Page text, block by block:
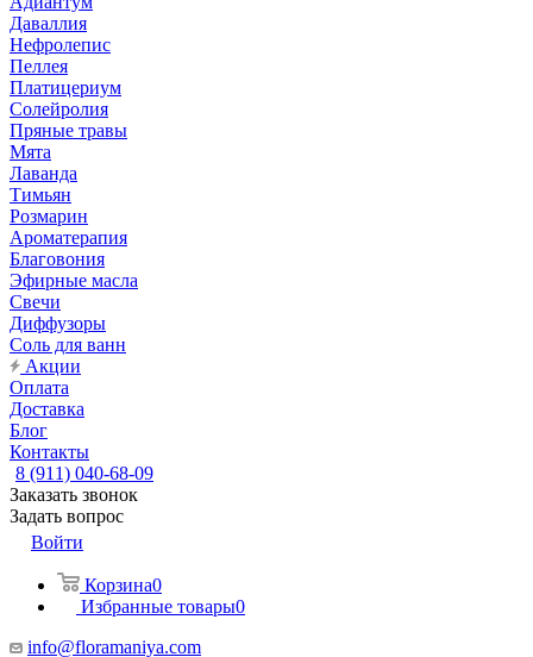
Даваллия
Нефролепис
Пеллея
Платицериум
Солейролия
Пряные травы
Мята
Лаванда
Тимьян
Розмарин
Ароматерапия
Благовония
Эфирные масла
Свечи
Диффузоры
Соль для ванн
Акции
Оплата
Доставка
Блог
Контакты
8 (911) 040-68-09
Заказать звонок
Задать вопрос
Войти
Корзина0
Избранные товары0
info@floramaniya.com